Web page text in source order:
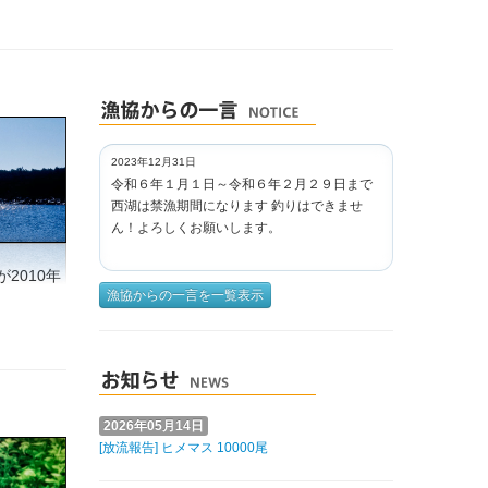
2010年
2023年12月31日
令和６年１月１日～令和６年２月２９日まで
西湖は禁漁期間になります 釣りはできませ
ん！よろしくお願いします。
漁協からの一言を一覧表示
2026年05月14日
[放流報告] ヒメマス 10000尾